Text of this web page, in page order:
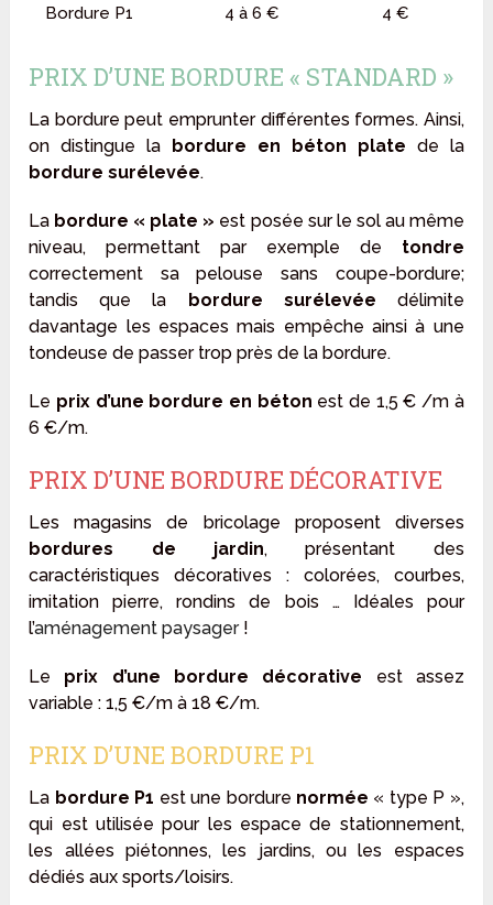
Bordure P1 4 à 6 € 4 €
PRIX D’UNE BORDURE « STANDARD »
La bordure peut emprunter différentes formes. Ainsi,
on distingue la bordure en béton plate de la
bordure surélevée.
La bordure « plate » est posée sur le sol au même
niveau, permettant par exemple de tondre
correctement sa pelouse sans coupe-bordure;
tandis que la bordure surélevée délimite
davantage les espaces mais empêche ainsi à une
tondeuse de passer trop près de la bordure.
Le prix d’une bordure en béton est de 1,5 € /m à
6 €/m.
PRIX D’UNE BORDURE DÉCORATIVE
Les magasins de bricolage proposent diverses
bordures de jardin, présentant des
caractéristiques décoratives : colorées, courbes,
imitation pierre, rondins de bois … Idéales pour
l’aménagement paysager!
Le prix d’une bordure décorative est assez
variable : 1,5 €/m à 18 €/m.
PRIX D’UNE BORDURE P1
La bordure P1 est une bordure normée « type P »,
qui est utilisée pour les espace de stationnement,
les allées piétonnes, les jardins, ou les espaces
dédiés aux sports/loisirs.